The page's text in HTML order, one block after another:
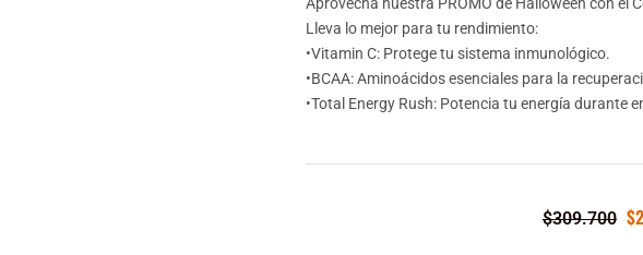
Lleva lo mejor para tu rendimiento:
•Vitamin C: Protege tu sistema inmunológico.
•BCAA: Aminoácidos esenciales para la
•Total Energy Rush: Potencia tu energía durante
$309.700 $